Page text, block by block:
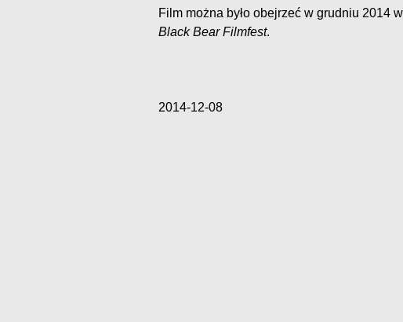
Film można było obejrzeć w grudniu 2014
Black Bear Filmfest.
2014-12-08